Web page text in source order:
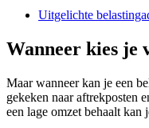
Uitgelichte
Wanneer kies je
Maar wanneer kan je een
gekeken naar aftrekposten
een lage omzet behaalt